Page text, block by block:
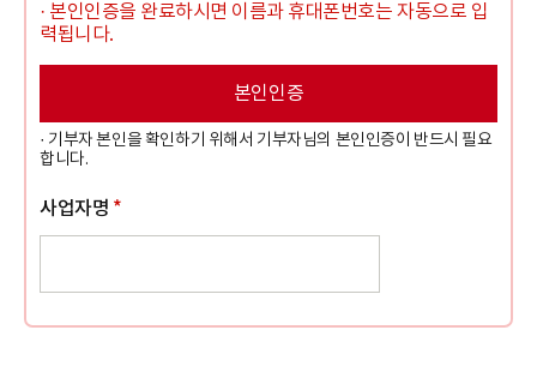
· 본인인증을 완료하시면 이름과 휴대폰번호는 자동으로 입
력됩니다.
본인인증
· 기부자 본인을 확인하기 위해서 기부자님의 본인인증이 반드시 필요
합니다.
사업자명 *